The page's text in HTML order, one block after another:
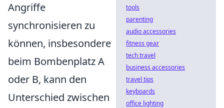
Angriffe
synchronisieren zu
können, insbesondere
beim Bombenplatz A
oder B, kann den
Unterschied zwischen
tools
parenting
audio accessories
fitness gear
tech travel
business accessories
travel tips
keyboards
office lighting